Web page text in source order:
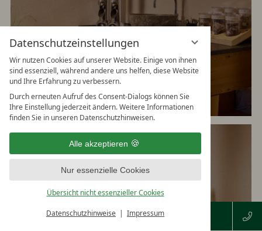
Datenschutzeinstellungen
Wir nutzen Cookies auf unserer Website. Einige von ihnen
sind essenziell, während andere uns helfen, diese Website
und Ihre Erfahrung zu verbessern.
Durch erneuten Aufruf des Consent-Dialogs können Sie
Ihre Einstellung jederzeit ändern. Weitere Informationen
finden Sie in unseren Datenschutzhinweisen.
Alle akzeptieren
Nur essenzielle Cookies
Übersicht nicht essenzieller Cookies
Datenschutzhinweise Impressum
VERFÜGBARKEIT PRÜFEN